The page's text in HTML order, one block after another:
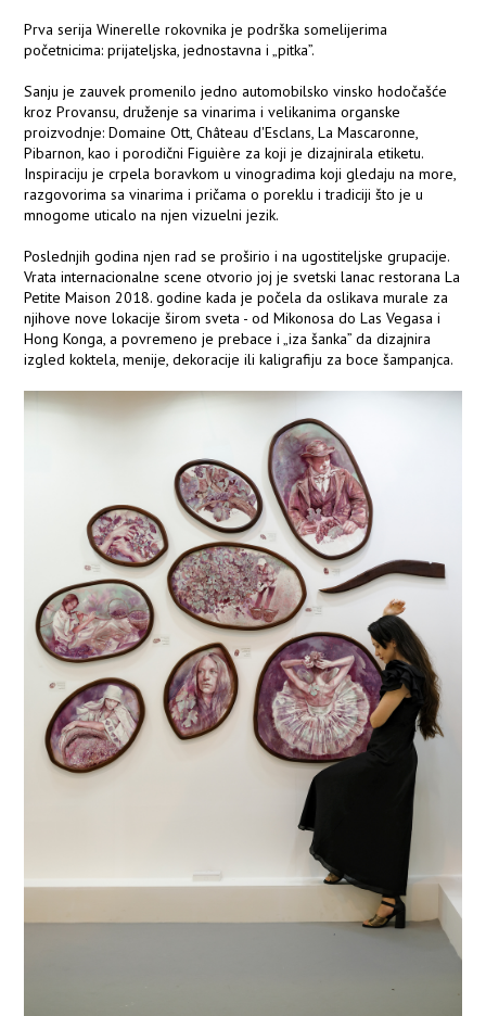
Prva serija Winerelle rokovnika je podrška somelijerima
početnicima: prijateljska, jednostavna i „pitka”.
Sanju je zauvek promenilo jedno automobilsko vinsko hodočašće
kroz Provansu, druženje sa vinarima i velikanima organske
proizvodnje: Domaine Ott, Château d'Esclans, La Mascaronne,
Pibarnon, kao i porodični Figuière za koji je dizajnirala etiketu.
Inspiraciju je crpela boravkom u vinogradima koji gledaju na more,
razgovorima sa vinarima i pričama o poreklu i tradiciji što je u
mnogome uticalo na njen vizuelni jezik.
Poslednjih godina njen rad se proširio i na ugostiteljske grupacije.
Vrata internacionalne scene otvorio joj je svetski lanac restorana La
Petite Maison 2018. godine kada je počela da oslikava murale za
njihove nove lokacije širom sveta - od Mikonosa do Las Vegasa i
Hong Konga, a povremeno je prebace i „iza šanka” da dizajnira
izgled koktela, menije, dekoracije ili kaligrafiju za boce šampanjca.